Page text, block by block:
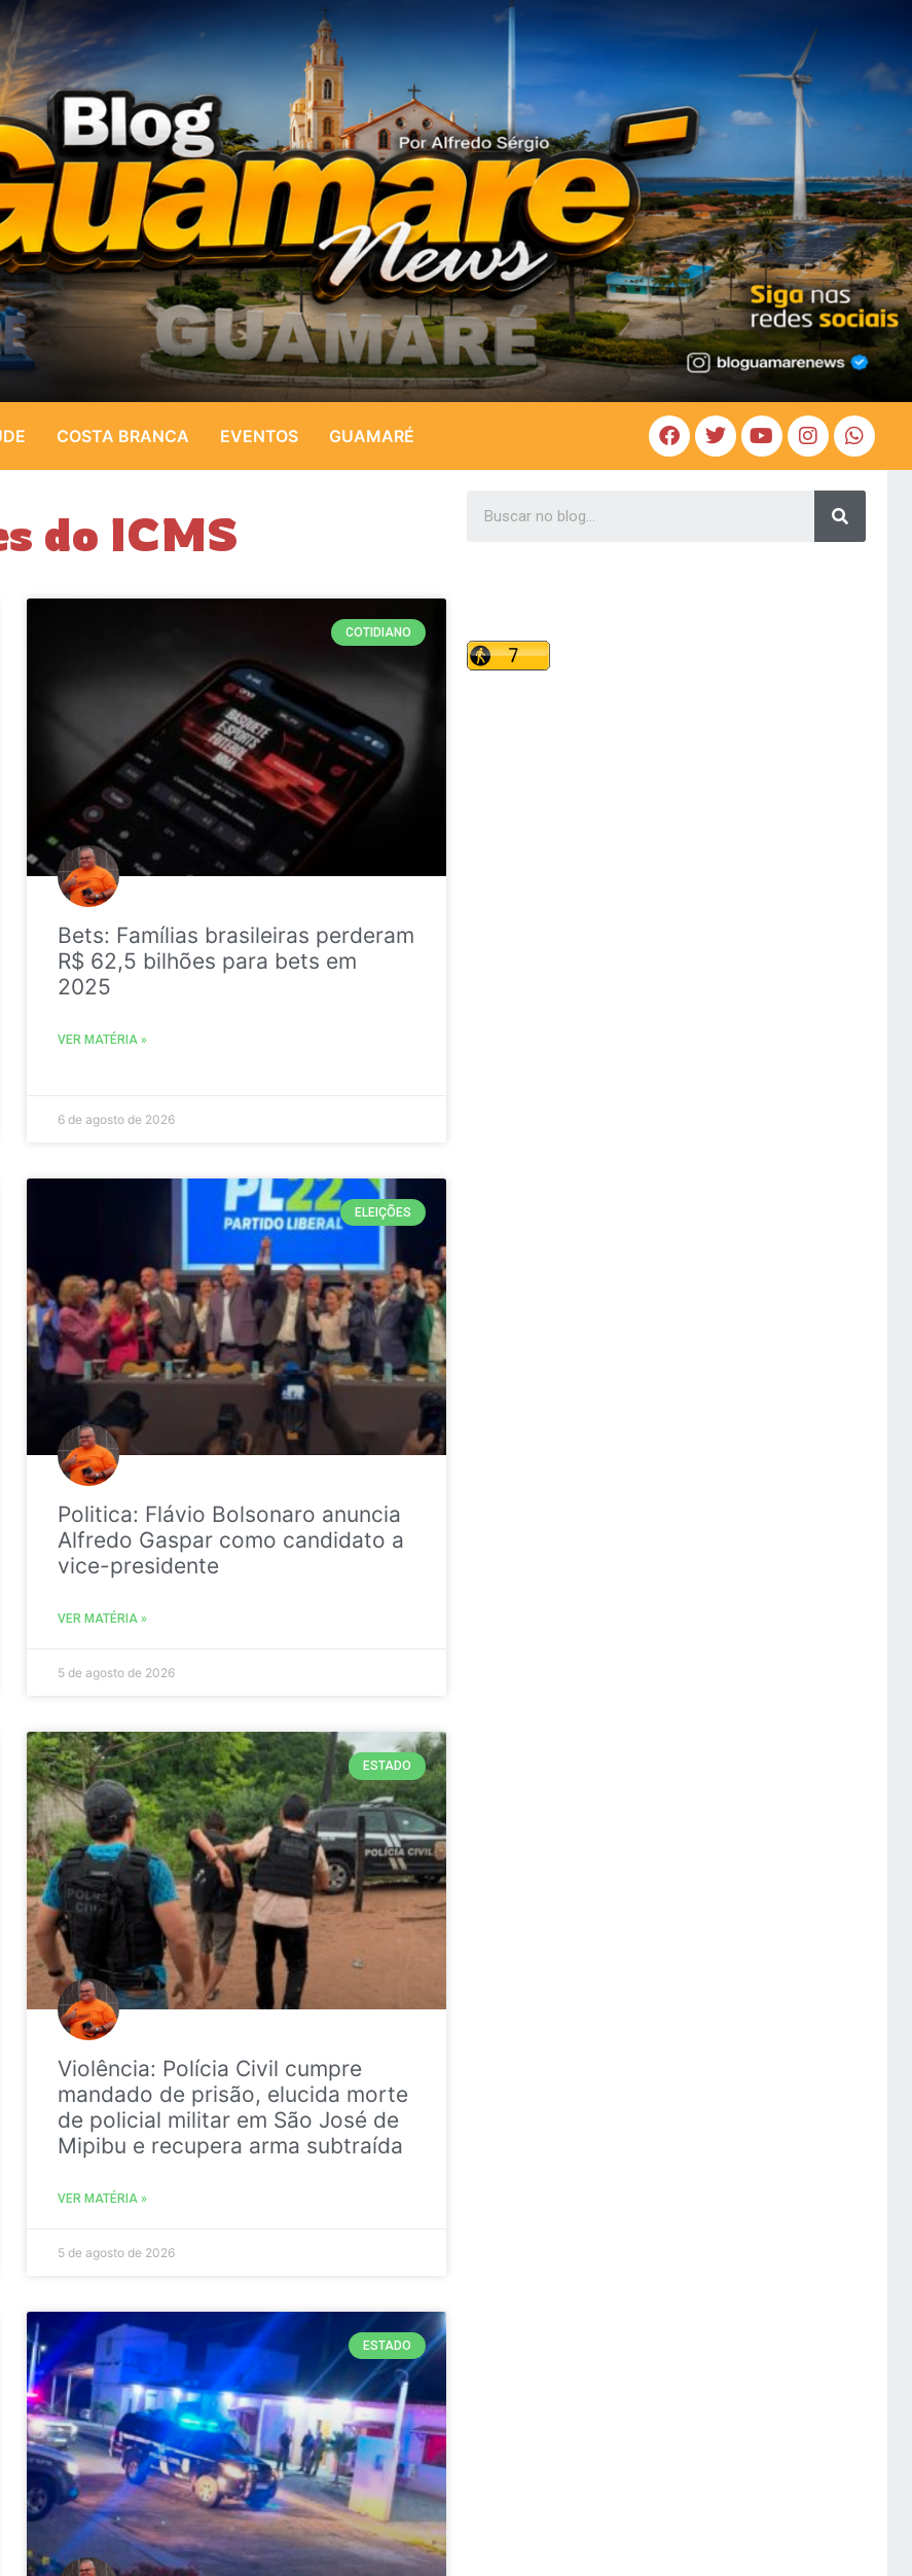
COSTA BRANCA EVENTOS GUAMARÉ
do ICMS
COTIDIANO
Bets: Famílias brasileiras perderam
R$ 62,5 bilhões para bets em
2025
VER MATÉRIA »
6 de agosto de 2026
ELEIÇÕES
Politica: Flávio Bolsonaro anuncia
Alfredo Gaspar como candidato a
vice-presidente
VER MATÉRIA »
5 de agosto de 2026
ESTADO
Violência: Polícia Civil cumpre
mandado de prisão, elucida morte
de policial militar em São José de
Mipibu e recupera arma subtraída
VER MATÉRIA »
5 de agosto de 2026
ESTADO